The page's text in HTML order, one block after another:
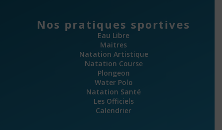
Nos pratiques sportives
Eau Libre
Maitres
Natation Artistique
Natation Course
Plongeon
Water Polo
Natation Santé
Les Officiels
Calendrier